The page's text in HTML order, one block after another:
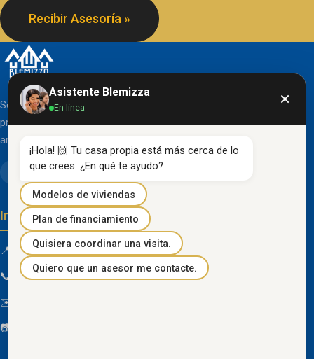
Recibir Asesoría »
Somos una organización líder en el desarrollo de
proyectos inmobiliarios que destacan por su diseño
arquitectónico clásico y acabados de primera línea.
Información de contacto
📍 Km 85 Vía Progreso, Playas, Guayas, Ecuador
📞 096 934 4318
✉️
📷
Asistente Blemizza
En línea ×
¡Hola! 🙌 Tu casa propia está más cerca de lo
que crees. ¿En qué te ayudo?
Modelos de viviendas
Plan de financiamiento
Quisiera coordinar una visita.
Quiero que un asesor me contacte.